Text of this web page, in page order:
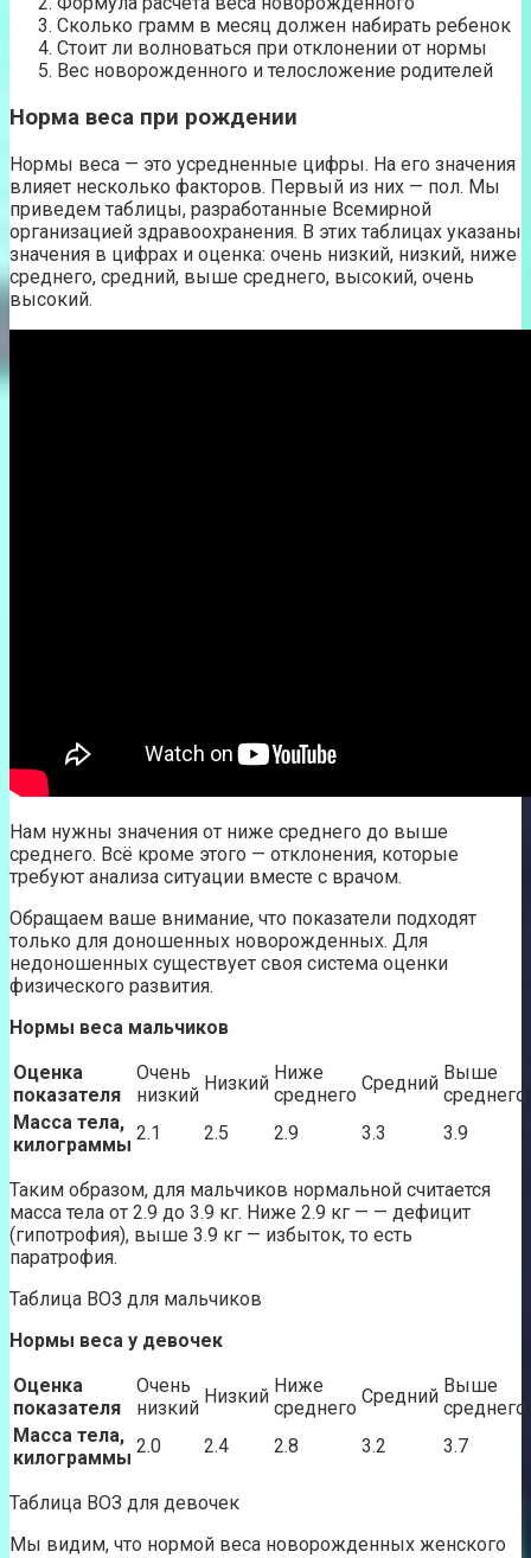
Сколько грамм в месяц должен набирать ребенок
Стоит ли волноваться при отклонении от нормы
Вес новорожденного и телосложение родителей
Норма веса при рождении
Нормы веса — это усредненные цифры. На его значения
влияет несколько факторов. Первый из них — пол. Мы
приведем таблицы, разработанные Всемирной
организацией здравоохранения. В этих таблицах указаны
значения в цифрах и оценка: очень низкий, низкий, ниже
среднего, средний, выше среднего, высокий, очень
высокий.
Нам нужны значения от ниже среднего до выше
среднего. Всё кроме этого — отклонения, которые
требуют анализа ситуации вместе с врачом.
Обращаем ваше внимание, что показатели подходят
только для доношенных новорожденных. Для
недоношенных существует своя система оценки
физического развития.
Нормы веса мальчиков
Оценка
показателя
Очень
низкий
Низкий Ниже
среднего
Средний Выше
среднего
Масса тела,
килограммы
2.1 2.5 2.9 3.3 3.9
Таким образом, для мальчиков нормальной считается
масса тела от 2.9 до 3.9 кг. Ниже 2.9 кг — — дефицит
(гипотрофия), выше 3.9 кг — избыток, то есть
паратрофия.
Таблица ВОЗ для мальчиков
Нормы веса у девочек
Оценка
показателя
Очень
низкий
Низкий Ниже
среднего
Средний Выше
среднего
Масса тела,
килограммы
2.0 2.4 2.8 3.2 3.7
Таблица ВОЗ для девочек
Мы видим, что нормой веса новорожденных женского